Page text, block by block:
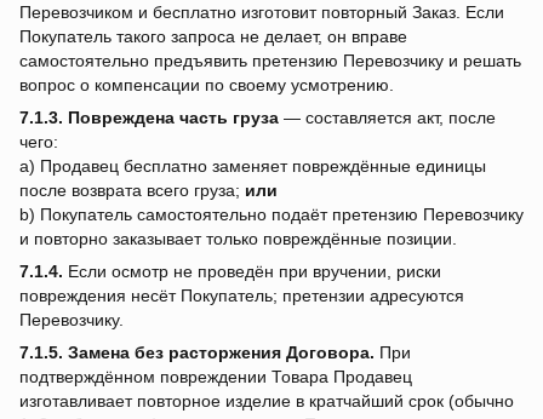
Перевозчиком и бесплатно изготовит повторный Заказ. Если
Покупатель такого запроса не делает, он вправе
самостоятельно предъявить претензию Перевозчику и решать
вопрос о компенсации по своему усмотрению.
7.1.3. Повреждена часть груза — составляется акт, после
чего:
a) Продавец бесплатно заменяет повреждённые единицы
после возврата всего груза; или
b) Покупатель самостоятельно подаёт претензию Перевозчику
и повторно заказывает только повреждённые позиции.
7.1.4. Если осмотр не проведён при вручении, риски
повреждения несёт Покупатель; претензии адресуются
Перевозчику.
7.1.5. Замена без расторжения Договора. При
подтверждённом повреждении Товара Продавец
изготавливает повторное изделие в кратчайший срок (обычно